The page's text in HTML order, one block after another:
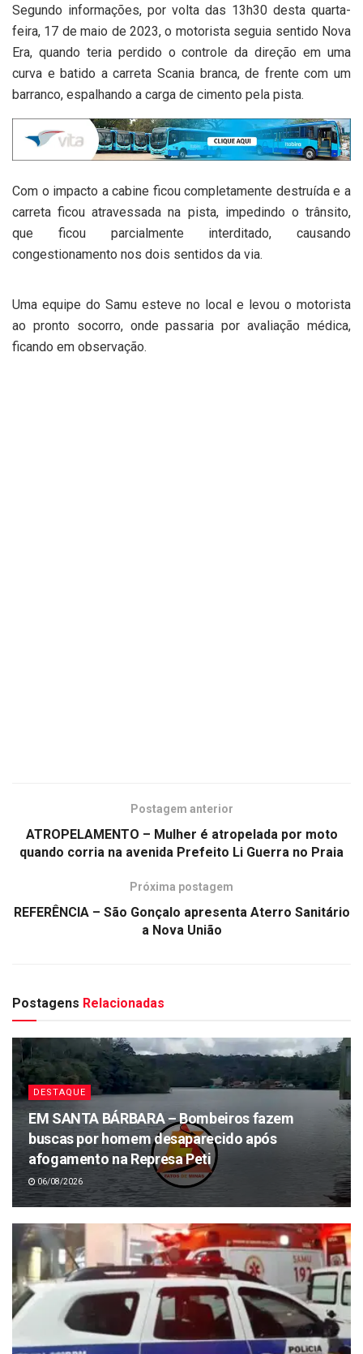
Segundo informações, por volta das 13h30 desta quarta-
feira, 17 de maio de 2023, o motorista seguia sentido Nova
Era, quando teria perdido o controle da direção em uma
curva e batido a carreta Scania branca, de frente com um
barranco, espalhando a carga de cimento pela pista.
Com o impacto a cabine ficou completamente destruída e a
carreta ficou atravessada na pista, impedindo o trânsito,
que ficou parcialmente interditado, causando
congestionamento nos dois sentidos da via.
Uma equipe do Samu esteve no local e levou o motorista
ao pronto socorro, onde passaria por avaliação médica,
ficando em observação.
Postagem anterior
ATROPELAMENTO – Mulher é atropelada por moto
quando corria na avenida Prefeito Li Guerra no Praia
Próxima postagem
REFERÊNCIA – São Gonçalo apresenta Aterro Sanitário
a Nova União
Postagens Relacionadas
DESTAQUE
EM SANTA BÁRBARA – Bombeiros fazem
buscas por homem desaparecido após
afogamento na Represa Peti
06/08/2026